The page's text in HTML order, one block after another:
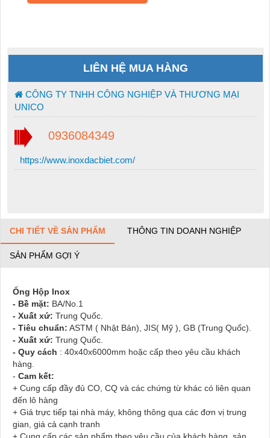
LIÊN HỆ MUA HÀNG
CÔNG TY TNHH CÔNG NGHIỆP VÀ THƯƠNG MẠI
UNICO
0936084349
https://www.inoxdacbiet.com/
CHI TIẾT VỀ SẢN PHẨM THÔNG TIN DOANH NGHIỆP
SẢN PHẨM GỢI Ý
Ống Hộp Inox
- Bề mặt: BA/No.1
- Xuất xứ: Trung Quốc.
- Tiêu chuẩn: ASTM ( Nhật Bản), JIS( Mỹ ), GB (Trung Quốc).
- Xuất xứ: Trung Quốc.
- Quy cách : 40x40x6000mm hoặc cấp theo yêu cầu khách
hàng.
- Cam kết:
+ Cung cấp đầy đủ CO, CQ và các chứng từ khác có liên quan
đến lô hàng
+ Giá trực tiếp tại nhà máy, không thông qua các đơn vị trung
gian, giá cả cạnh tranh